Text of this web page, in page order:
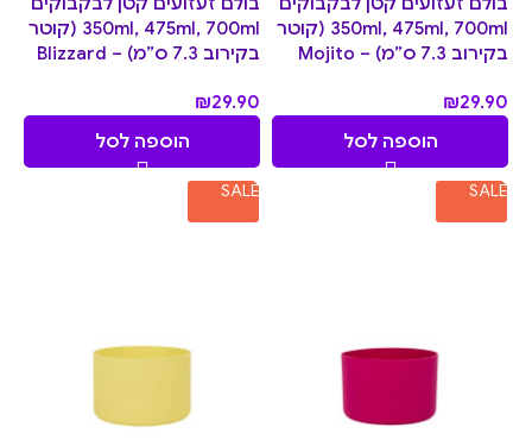
350ml, 475ml, 700ml (קוטר
בקירוב 7.3 ס”מ) – Mojito
₪29.90
הוספה לסל
350ml, 475ml, 700ml (קוטר
בקירוב 7.3 ס”מ) – Blizzard
₪29.90
הוספה לסל
SALE
SALE